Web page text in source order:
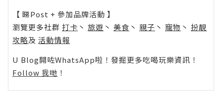
【 睇Post + 參加品牌活動 】
瀏覽更多社群 打卡 丶 旅遊 丶 美食 丶 親子 丶 寵物 丶 扮靚
攻略及 活動情報
U Blog開咗WhatsApp啦！發掘更多吃喝玩樂資訊！
Follow 我哋 ！